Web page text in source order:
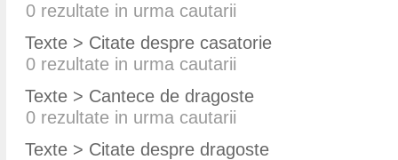
0 rezultate in urma cautarii
Texte > Citate despre casatorie
0 rezultate in urma cautarii
Texte > Cantece de dragoste
0 rezultate in urma cautarii
Texte > Citate despre dragoste